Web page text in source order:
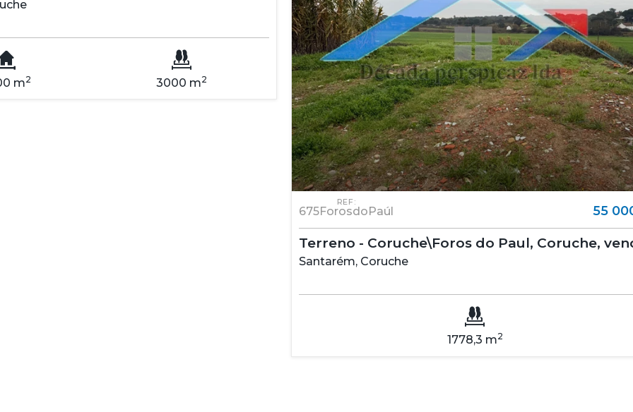
m2 3000 m2
REF:
675ForosdoPaúl 55
Terreno - Coruche\Foros do Paul, Coruche,
Santarém, Coruche
1778,3 m2